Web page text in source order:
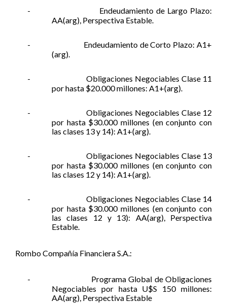
-
Endeudamiento de Largo Plazo:
AA(arg), Perspectiva Estable.
-
Endeudamiento de Corto Plazo: A1+
(arg).
-
Obligaciones Negociables Clase 11
por hasta $20.000 millones: A1+(arg).
-
Obligaciones Negociables Clase 12
por hasta $30.000 millones (en conjunto con
las clases 13 y 14): A1+(arg).
-
Obligaciones Negociables Clase 13
por hasta $30.000 millones (en conjunto con
las clases 12 y 14): A1+(arg).
-
Obligaciones Negociables Clase 14
por hasta $30.000 millones (en conjunto con
las clases 12 y 13): AA(arg), Perspectiva
Estable.
Rombo Compañía Financiera S.A.:
-
Programa Global de Obligaciones
Negociables por hasta U$S 150 millones:
AA(arg), Perspectiva Estable